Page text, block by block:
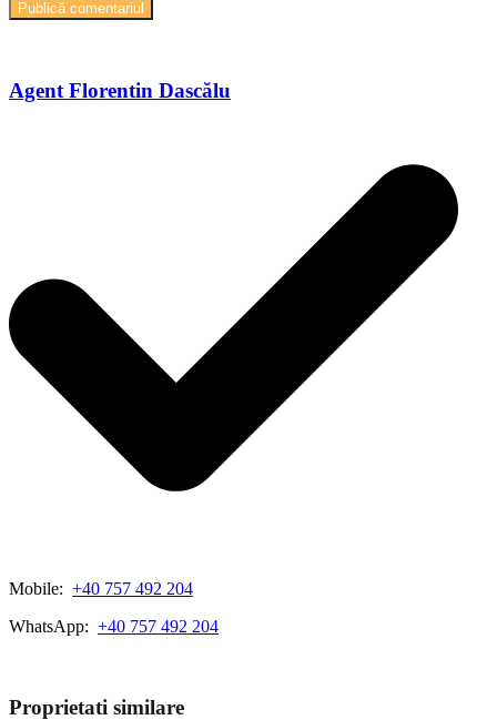
Agent Florentin Dascălu
Mobile: +40 757 492 204
WhatsApp: +40 757 492 204
Proprietati similare